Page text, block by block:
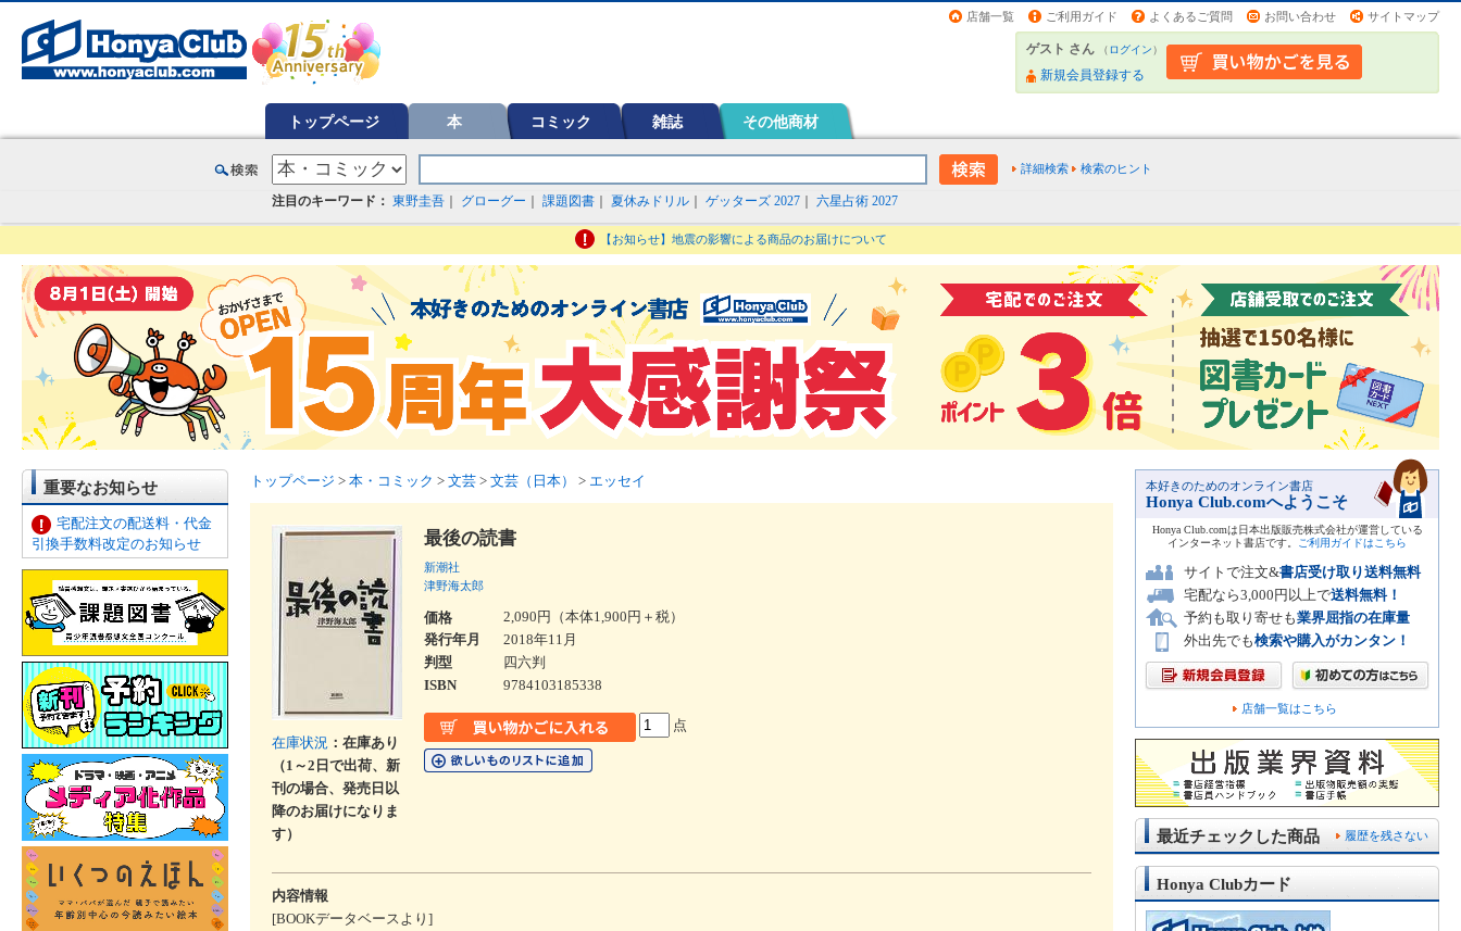
店舗一覧 ご利用ガイド よくあるご質問 お問い合わせ サイトマップ
ゲスト さん （ログイン）
新規会員登録する
トップページ 本 コミック 雑誌 その他商材
詳細検索 検索のヒント
注目のキーワード： 東野圭吾 グローグー 課題図書 夏休みドリル ゲッターズ 2027 六星占術 2027
【お知らせ】地震の影響による商品のお届けについて
重要なお知らせ
宅配注文の配送料・代金
引換手数料改定のお知らせ
トップページ > 本・コミック > 文芸 > 文芸（日本） > エッセイ
在庫状況 ：在庫あり
（1～2日で出荷、新
刊の場合、発売日以
降のお届けになりま
す）
最後の読書
新潮社
津野海太郎
価格
2,090円（本体1,900円＋税）
発行年月
2018年11月
判型
四六判
ISBN
9784103185338
点
内容情報
[BOOKデータベースより]
本好きのためのオンライン書店
Honya Club.comへようこそ
Honya Club.comは日本出版販売株式会社が運営している
インターネット書店です。
ご利用ガイドはこちら
サイトで注文&書店受け取り送料無料
宅配なら3,000円以上で送料無料！
予約も取り寄せも業界屈指の在庫量
外出先でも検索や購入がカンタン！
店舗一覧はこちら
履歴を残さない
最近チェックした商品
Honya Clubカード